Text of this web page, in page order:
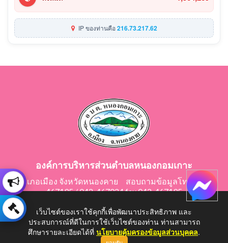
IP ของท่านคือ216.73.217.62
องค์การบริหารส่วนตำบลหนองกอมเกาะ
อำเภอเมือง จังหวัดหนองคาย สอบถามข้อมูลโทร 042-
467195 / 042-467024 fax 042-467195
E-Mail: saraban@nongkomkor.go.th
เว็บไซต์ของเราใช้คุกกี้เพื่อพัฒนาประสิทธิภาพ และ
ประสบการณ์ที่ดีในการใช้เว็บไซต์ของท่าน ท่านสามารถ
ศึกษารายละเอียดได้ที่ นโยบายคุ้มครองข้อมูลส่วนบุคคล.